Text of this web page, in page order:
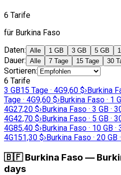
6 Tarife
für Burkina Faso
Daten: Alle 1 GB 3 GB 5 GB
Dauer: Alle 7 Tage 15 Tage 30
Sortieren:
6 Tarife
3 GB15 Tage · 4G9,60 $›Burkina
Tage · 4G9,60 $›Burkina Faso · 1
4G27,20 $›Burkina Faso · 3 GB ·
4G42,70 $›Burkina Faso · 5 GB ·
4G85,40 $›Burkina Faso · 10 GB ·
4G151,30 $›Burkina Faso · 20 GB
🇧🇫 Burkina Faso —
days